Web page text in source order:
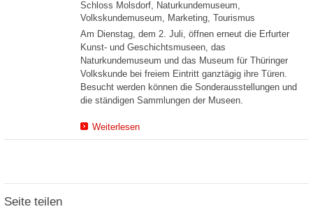
Schloss Molsdorf, Naturkundemuseum,
Volkskundemuseum, Marketing, Tourismus
Am Dienstag, dem 2. Juli, öffnen erneut die Erfurter
Kunst- und Geschichtsmuseen, das
Naturkundemuseum und das Museum für Thüringer
Volkskunde bei freiem Eintritt ganztägig ihre Türen.
Besucht werden können die Sonderausstellungen und
die ständigen Sammlungen der Museen.
Weiterlesen
Seite teilen